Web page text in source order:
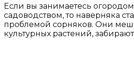
Если вы занимаетесь огородом или
садоводством, то наверняка
проблемой сорняков. Они
культурных растений,